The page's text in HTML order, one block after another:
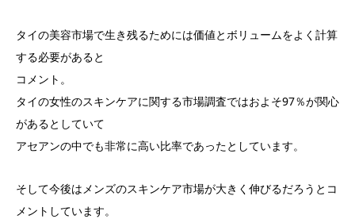
タイの美容市場で生き残るためには価値とボリュームをよく計算
する必要があると
コメント。
タイの女性のスキンケアに関する市場調査ではおよそ97％が関心
があるとしていて
アセアンの中でも非常に高い比率であったとしています。
そして今後はメンズのスキンケア市場が大きく伸びるだろうとコ
メントしています。